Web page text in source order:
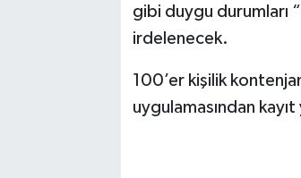
gibi duygu durumları
irdelenecek.
100’er kişilik
uygulamasından